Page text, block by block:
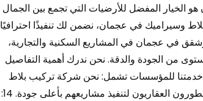
هو الخيار المفضل للأرضيات التي تجمع بين الجمال
وسيراميك في عجمان، نضمن لك تنفيذًا احترافيًا
سيراميك فنادق وشقق في عجمان في المشاريع السكنية والتجارية،
من الجودة والدقة. نحن ندرك أهمية التفاصيل
خدمتنا للمؤسسات تشمل: نحن شركة تركيب بلاط
وسيراميك في عجمان التي يعتمد عليها أصحاب الفنادق والمطورون العقاريون لتنفيذ مشاريعهم بأعلى جودة. 14: